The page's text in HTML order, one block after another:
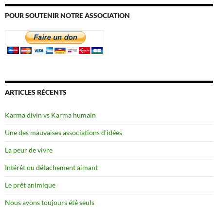
POUR SOUTENIR NOTRE ASSOCIATION
ARTICLES RÉCENTS
Karma divin vs Karma humain
Une des mauvaises associations d’idées
La peur de vivre
Intérêt ou détachement aimant
Le prêt animique
Nous avons toujours été seuls